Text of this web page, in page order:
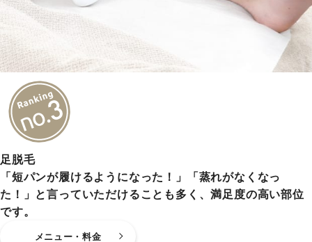
足脱毛
「短パンが履けるようになった！」「蒸れがなくなっ
た！」と言っていただけることも多く、満足度の高い部位
です。
メニュー・料金